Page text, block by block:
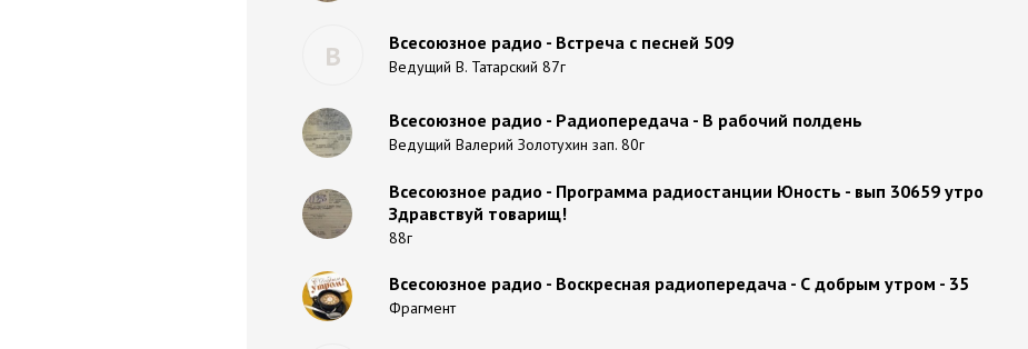
В Всесоюзное радио - Встреча с песней 509
Ведущий В. Татарский 87г
Всесоюзное радио - Радиопередача - В рабочий полдень
Ведущий Валерий Золотухин зап. 80г
Всесоюзное радио - Программа радиостанции Юность - вып 30659 утро
Здравствуй товарищ!
88г
Всесоюзное радио - Воскресная радиопередача - С добрым утром - 35
Фрагмент